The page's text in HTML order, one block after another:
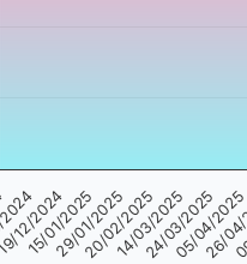
12/2024
15/01/2025
29/01/2025
20/02/2025
14/03/2025
24/03/2025
05/04/2025
26/